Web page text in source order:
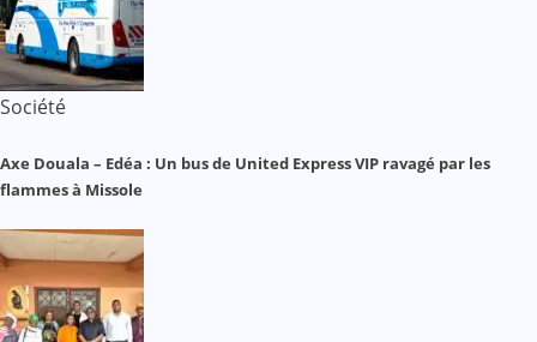
Société
Axe Douala – Edéa : Un bus de United Express VIP ravagé par les
flammes à Missole